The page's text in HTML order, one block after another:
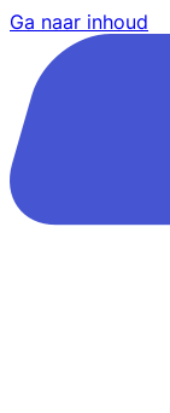
Ga naar inhoud